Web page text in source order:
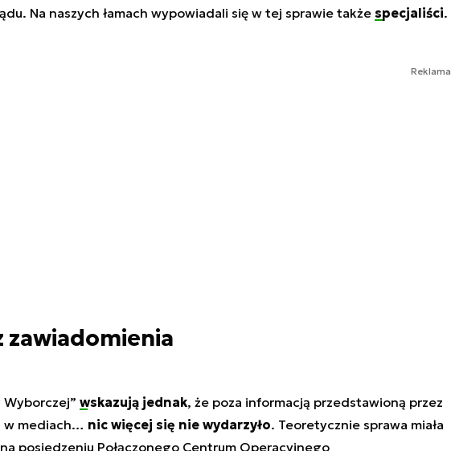
Na naszych łamach wypowiadali się w tej sprawie także specjaliści.
Reklama
zawiadomienia
Wyborczej” wskazują jednak, że poza informacją przedstawioną przez
w mediach… nic więcej się nie wydarzyło. Teoretycznie sprawa miała
posiedzeniu Połączonego Centrum Operacyjnego